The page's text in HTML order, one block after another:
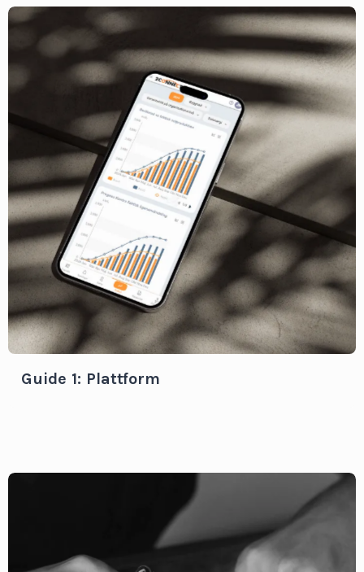
stärker driftnettot.
installationen är klar utan vi följer upp, analyserar och
optimerar löpande.
Guide 1: Plattform